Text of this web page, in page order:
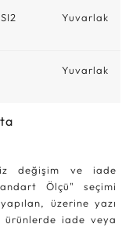
SI2 Yuvarlak
Yuvarlak
değişim ve iade
Ölçü" seçimi
üzerine yazı
ürünlerde iade veya